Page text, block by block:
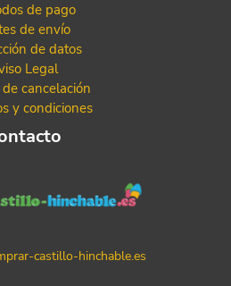
de pago
de envío
de datos
Legal
cancelación
y condiciones
castillo-hinchable.es